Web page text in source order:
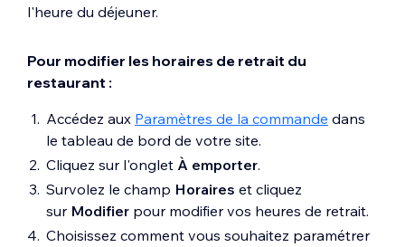
l'heure du déjeuner.
Pour modifier les horaires de retrait du
restaurant :
Accédez aux Paramètres de la commande dans
le tableau de bord de votre site.
Cliquez sur l'onglet À emporter.
Survolez le champ Horaires et cliquez
surModifier pour modifier vos heures de retrait.
Choisissez comment vous souhaitez paramétrer